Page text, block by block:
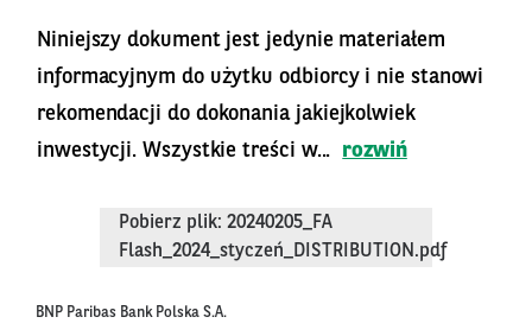
Niniejszy dokument jest jedynie materiałem
informacyjnym do użytku odbiorcy i nie stanowi
rekomendacji do dokonania jakiejkolwiek
inwestycji. Wszystkie treści w...
rozwiń
Pobierz plik: 20240205_FA
Flash_2024_styczeń_DISTRIBUTION.pdf
BNP Paribas Bank Polska S.A.